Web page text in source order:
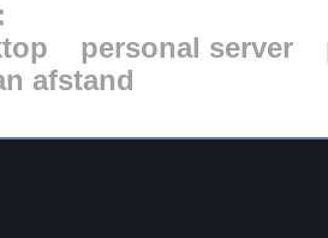
personal server
afstand